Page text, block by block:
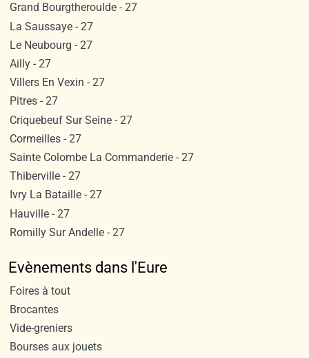
Grand Bourgtheroulde - 27
La Saussaye - 27
Le Neubourg - 27
Ailly - 27
Villers En Vexin - 27
Pitres - 27
Criquebeuf Sur Seine - 27
Cormeilles - 27
Sainte Colombe La Commanderie - 27
Thiberville - 27
Ivry La Bataille - 27
Hauville - 27
Romilly Sur Andelle - 27
Evènements dans l'Eure
Foires à tout
Brocantes
Vide-greniers
Bourses aux jouets